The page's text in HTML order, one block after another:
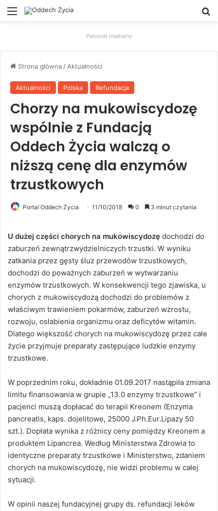
Menu
Patronat medialny
Strona główna / Aktualności
Aktualności Polska Refundacja
Chorzy na mukowiscydozę
wspólnie z Fundacją
Oddech Życia walczą o
niższą cenę dla enzymów
trzustkowych
Portal Oddech Życia 11/10/2018 0 3 minut czytania
U dużej części chorych na mukowiscydozę dochodzi do
zaburzeń zewnątrzwydzielniczych trzustki. W wyniku
zatkania przez gęsty śluz przewodów trzustkowych,
dochodzi do poważnych zaburzeń w wytwarzaniu
enzymów trzustkowych. W konsekwencji tego zjawiska, u
chorych z mukowiscydozą dochodzi do problemów z
właściwym trawieniem pokarmów, zaburzeń wzrostu,
rozwoju, osłabienia organizmu oraz deficytów witamin.
Dlatego większość chorych na mukowiscydozę przez całe
życie przyjmuje preparaty zastępujące ludzkie enzymy
trzustkowe.
W poprzednim roku, dokładnie 01.09.2017 nastąpiła zmiana
limitu finansowania w grupie „13.0 enzymy trzustkowe” i
pacjenci muszą dopłacać do terapii Kreonem (Enzyma
pancreatis, kaps. dojelitowe, 25000 J.Ph.Eur.Lipazy 50
szt.). Dopłata wynika z różnicy ceny pomiędzy Kreonem a
produktem Lipancrea. Według Ministerstwa Zdrowia to
identyczne preparaty trzustkowe i Ministerstwo, zdaniem
chorych na mukowiscydozę, nie widzi problemu w całej
sytuacji.
W opinii naszej fundacyjnej grupy ds. refundacji leków